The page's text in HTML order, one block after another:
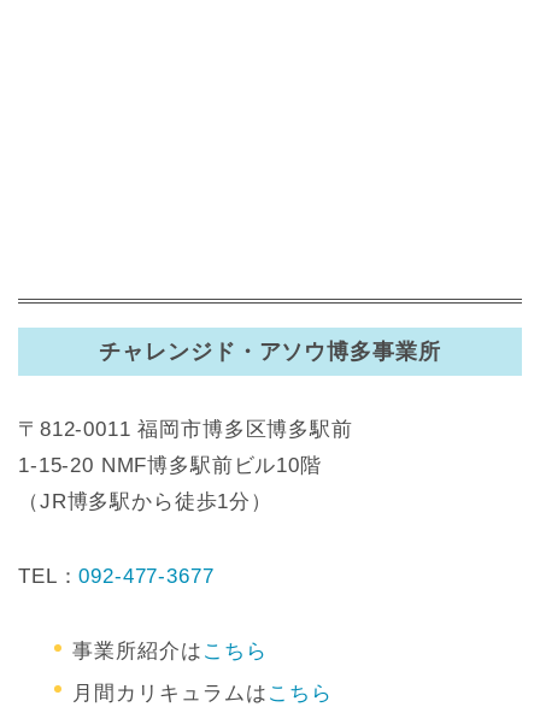
チャレンジド・アソウ博多事業所
〒812-0011 福岡市博多区博多駅前
1-15-20 NMF博多駅前ビル10階
（JR博多駅から徒歩1分）
TEL：092-477-3677
事業所紹介は こちら
月間カリキュラムは こちら